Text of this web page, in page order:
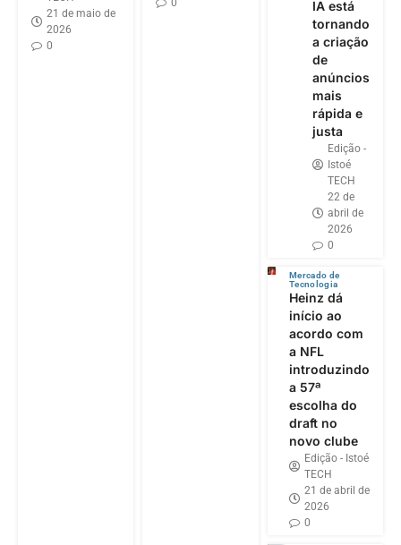
21 de maio de
2026
0
0
IA está
tornando
a criação
de
anúncios
mais
rápida e
justa
Edição -
Istoé
TECH
22 de
abril de
2026
0
Mercado de
Tecnologia
Heinz dá
início ao
acordo com
a NFL
introduzindo
a 57ª
escolha do
draft no
novo clube
Edição - Istoé
TECH
21 de abril de
2026
0